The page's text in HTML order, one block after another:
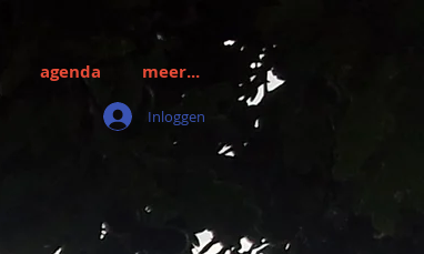
agenda meer...
Inloggen